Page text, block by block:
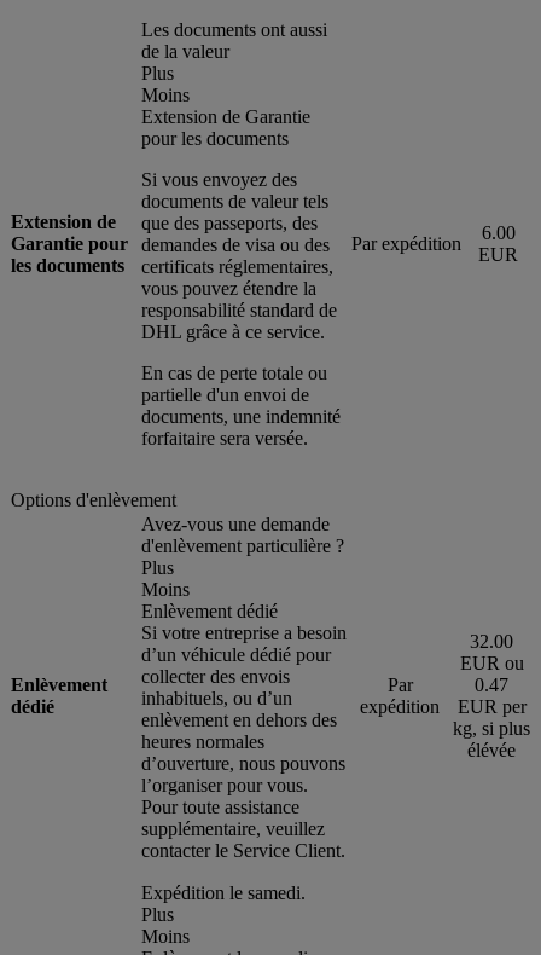
Extension de
Garantie pour
les documents
Les documents ont aussi
de la valeur
Plus
Moins
Extension de Garantie
pour les documents
Si vous envoyez des
documents de valeur tels
que des passeports, des
demandes de visa ou des
certificats réglementaires,
vous pouvez étendre la
responsabilité standard de
DHL grâce à ce service.
En cas de perte totale ou
partielle d'un envoi de
documents, une indemnité
forfaitaire sera versée.
Par expédition
6.00
EUR
Options d'enlèvement
Enlèvement
dédié
Avez-vous une demande
d'enlèvement particulière ?
Plus
Moins
Enlèvement dédié
Si votre entreprise a besoin
d’un véhicule dédié pour
collecter des envois
inhabituels, ou d’un
enlèvement en dehors des
heures normales
d’ouverture, nous pouvons
l’organiser pour vous.
Pour toute assistance
supplémentaire, veuillez
contacter le Service Client.
Par
expédition
32.00
EUR ou
0.47
EUR per
kg, si plus
élévée
Expédition le samedi.
Plus
Moins